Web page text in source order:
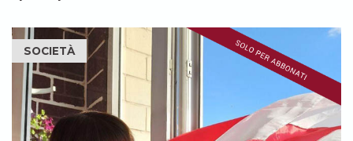
SOCIETÀ